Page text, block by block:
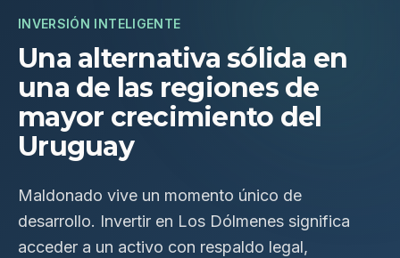
INVERSIÓN INTELIGENTE
Una alternativa sólida en
una de las regiones de
mayor crecimiento del
Uruguay
Maldonado vive un momento único de
desarrollo. Invertir en Los Dólmenes significa
acceder a un activo con respaldo legal,